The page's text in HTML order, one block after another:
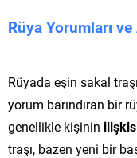
Rüya Yorumları ve
Rüyada eşin sakal
yorum barındıran bir
genellikle kişinin
traşı, bazen yeni bir